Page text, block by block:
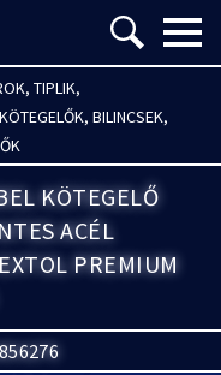
Menü
TIPLIK,
BILINCSEK,
KÖTEGELŐ
ACÉL
PREMIUM